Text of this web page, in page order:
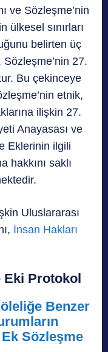
ve Sözleşme’nin
ülkesel sınırları
belirten üç
27.
Bu çekinceye
etnik,
ilişkin 27.
Anayasası ve
Eklerinin ilgili
hakkını saklı
Uluslararası
İnsan Hakları
Eki Protokol
Benzer
Ek Sözleşme